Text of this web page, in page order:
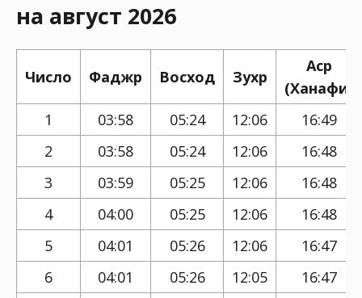
на август 2026
Число Фаджр Восход Зухр
Аср
(Ханафи)
1
03:58 05:24 12:06
16:49
2
03:58 05:24 12:06
16:48
3
03:59 05:25 12:06
16:48
4
04:00 05:25 12:06
16:48
5
04:01 05:26 12:06
16:47
6
04:01 05:26 12:05
16:47